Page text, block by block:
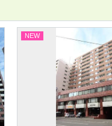
NEW